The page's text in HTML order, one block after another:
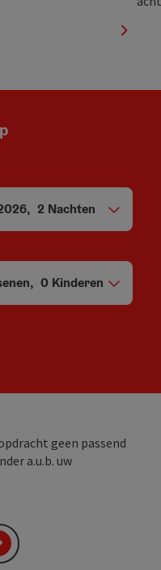
Start
, 2 Nachten
, 0 Kinderen
geen passend
a.u.b. uw